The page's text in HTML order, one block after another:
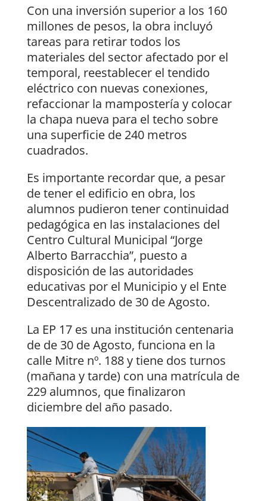
Con una inversión superior a los 160
millones de pesos, la obra incluyó
tareas para retirar todos los
materiales del sector afectado por el
temporal, reestablecer el tendido
eléctrico con nuevas conexiones,
refaccionar la mampostería y colocar
la chapa nueva para el techo sobre
una superficie de 240 metros
cuadrados.
Es importante recordar que, a pesar
de tener el edificio en obra, los
alumnos pudieron tener continuidad
pedagógica en las instalaciones del
Centro Cultural Municipal “Jorge
Alberto Barracchia”, puesto a
disposición de las autoridades
educativas por el Municipio y el Ente
Descentralizado de 30 de Agosto.
La EP 17 es una institución centenaria
de de 30 de Agosto, funciona en la
calle Mitre nº. 188 y tiene dos turnos
(mañana y tarde) con una matrícula de
229 alumnos, que finalizaron
diciembre del año pasado.